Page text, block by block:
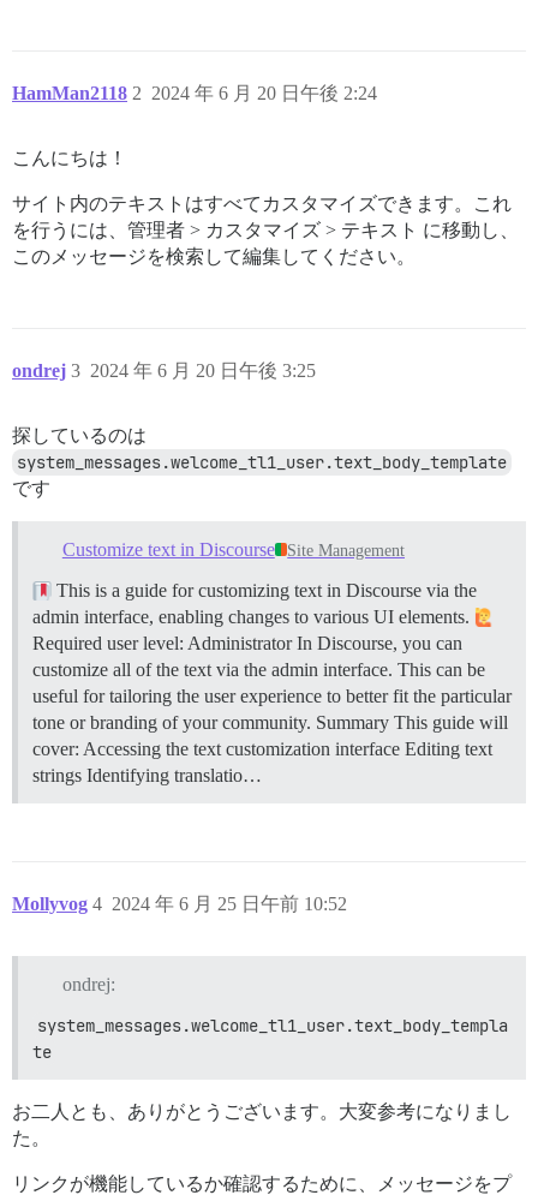
HamMan2118 2024 年 6 月 20 日午後 2:24
2
こんにちは！
サイト内のテキストはすべてカスタマイズできます。これ
を行うには、管理者 > カスタマイズ > テキスト に移動し、
このメッセージを検索して編集してください。
ondrej 2024 年 6 月 20 日午後 3:25
3
探しているのは
system_messages.welcome_tl1_user.text_body_template
です
Customize text in Discourse Site Management
This is a guide for customizing text in Discourse via the
admin interface, enabling changes to various UI elements.
Required user level: Administrator In Discourse, you can
customize all of the text via the admin interface. This can be
useful for tailoring the user experience to better fit the particular
tone or branding of your community. Summary This guide will
cover: Accessing the text customization interface Editing text
strings Identifying translatio…
Mollyvog 2024 年 6 月 25 日午前 10:52
4
ondrej:
system_messages.welcome_tl1_user.text_body_templa
te
お二人とも、ありがとうございます。大変参考になりまし
た。
リンクが機能しているか確認するために、メッセージをプ